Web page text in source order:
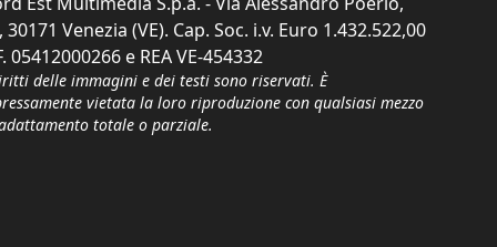
30171 Venezia (VE). Cap. Soc. i.v. Euro 1.432.522,00
05412000266 e REA VE-454332
delle immagini e dei testi sono riservati. È
vietata la loro riproduzione con qualsiasi mezzo
totale o parziale.